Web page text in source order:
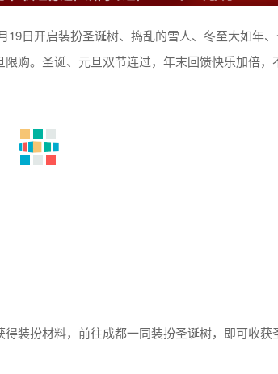
19日开启装扮圣诞树、捣乱的雪人、冬至大如年
购。圣诞、元旦双节连过，年末回馈快乐加倍，
装扮材料，前往成都一同装扮圣诞树，即可收获